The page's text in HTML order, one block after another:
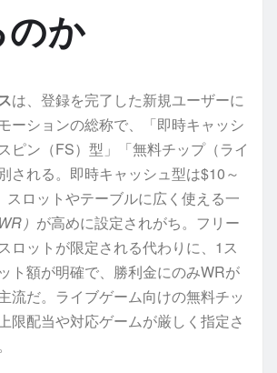
のか
は、登録を完了した新規ユーザーに
ーションの総称で、「即時キャッシ
ピン（FS）型」「無料チップ（ライ
される。即時キャッシュ型は$10～
スロットやテーブルに広く使える一
） が高めに設定されがち。フリー
ロットが限定される代わりに、1ス
ト額が明確で、勝利金にのみWRが
流だ。ライブゲーム向けの無料チッ
限配当や対応ゲームが厳しく指定さ